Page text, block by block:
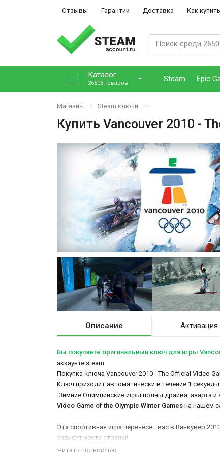
Отзывы Гарантии Доставка Как купить
Каталог
26508 товаров Steam Epic
Магазин Steam ключи
Купить Vancouver 2010 -
Описание Активация
Вы покупаете оригинальный ключ для игры
аккаунте steam.
Покупка ключа Vancouver 2010 - The Official Video
Ключ приходит автоматически в течение 1
Зимние Олимпийские игры полны драйва, азарта
Video Game of the Olympic Winter Games на нашем
Эта спортивная игра перенесет вас в Ванкувер
зависит честь страны!
Читать полностью